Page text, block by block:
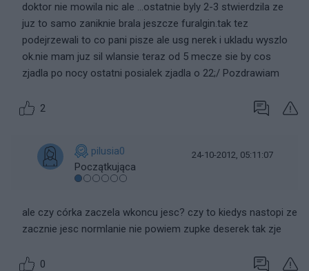
doktor nie mowila nic ale ...ostatnie byly 2-3 stwierdzila ze
juz to samo zaniknie brala jeszcze furalgin.tak tez
podejrzewali to co pani pisze ale usg nerek i ukladu wyszlo
ok.nie mam juz sil wlansie teraz od 5 mecze sie by cos
zjadla po nocy ostatni posialek zjadla o 22;/ Pozdrawiam
2
pilusia0
Początkująca
24-10-2012, 05:11:07
ale czy córka zaczela wkoncu jesc? czy to kiedys nastopi ze
zacznie jesc normlanie nie powiem zupke deserek tak zje
0